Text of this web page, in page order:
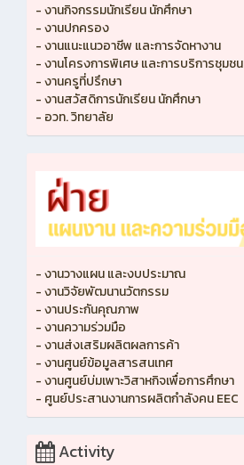
- งานกิจกรรมนักเรียน นักศึกษา
- งานปกครอง
- งานแนะแนวอาชีพ และการจัดหางาน
- งานโครงการพิเศษ และการบริการชุมชน
- งานครูที่ปรึกษา
- งานสวัสดิการนักเรียน นักศึกษา
- อวท. วิทยาลัย
- งานวางแผน และงบประมาณ
- งานวิจัยพัฒนานวัตกรรม
- งานประกันคุณภาพ
- งานความร่วมมือ
- งานส่งเสริมผลิตผลการค้า
- งานศูนย์ข้อมูลสารสนเทศ
- งานศูนย์บ่มเพาะวิสาหกิจเพื่อการศึกษา
- ศูนย์ประสานงานการผลิตกำลังคน EEC
Activity